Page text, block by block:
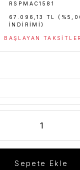
RSPMAC1581
67.096,13 TL
INDIRIMI)
Sepete Ekle